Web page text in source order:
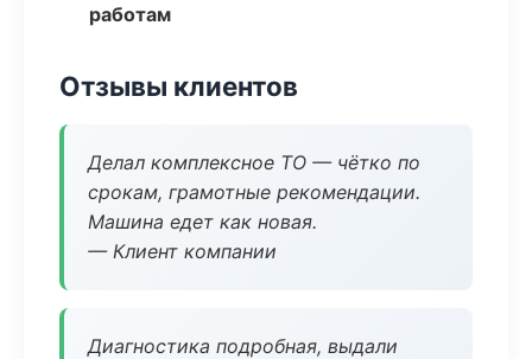
работам
Отзывы клиентов
Делал комплексное ТО — чётко по
срокам, грамотные рекомендации.
Машина едет как новая.
— Клиент компании
Диагностика подробная, выдали